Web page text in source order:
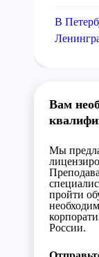
В
Вам
Мы
пройти
России.